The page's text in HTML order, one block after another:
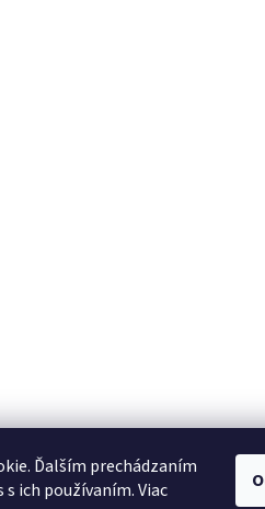
Ďalším prechádzaním
ich používaním. Viac